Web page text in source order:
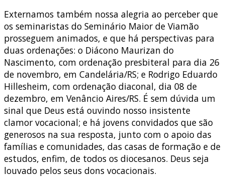
Externamos também nossa alegria ao perceber que
os seminaristas do Seminário Maior de Viamão
prosseguem animados, e que há perspectivas para
duas ordenações: o Diácono Maurizan do
Nascimento, com ordenação presbiteral para dia 26
de novembro, em Candelária/RS; e Rodrigo Eduardo
Hillesheim, com ordenação diaconal, dia 08 de
dezembro, em Venâncio Aires/RS. É sem dúvida um
sinal que Deus está ouvindo nosso insistente
clamor vocacional; e há jovens convidados que são
generosos na sua resposta, junto com o apoio das
famílias e comunidades, das casas de formação e de
estudos, enfim, de todos os diocesanos. Deus seja
louvado pelos seus dons vocacionais.